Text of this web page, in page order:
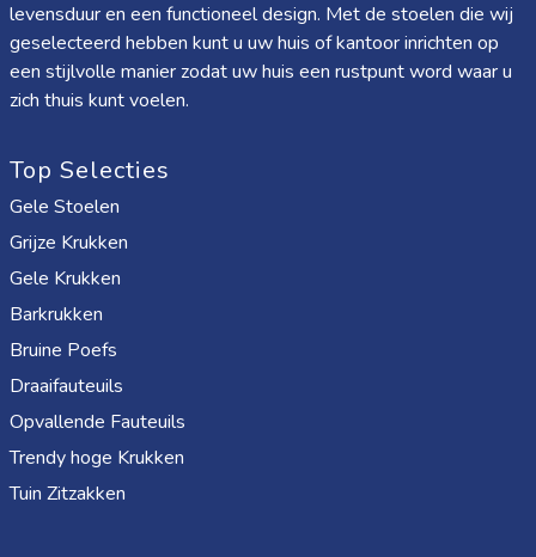
levensduur en een functioneel design. Met de stoelen die wij
geselecteerd hebben kunt u uw huis of kantoor inrichten op
een stijlvolle manier zodat uw huis een rustpunt word waar u
zich thuis kunt voelen.
Top Selecties
Gele Stoelen
Grijze Krukken
Gele Krukken
Barkrukken
Bruine Poefs
Draaifauteuils
Opvallende Fauteuils
Trendy hoge Krukken
Tuin Zitzakken